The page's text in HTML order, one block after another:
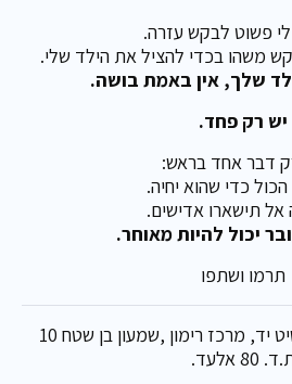
פשוט לבקש עזרה.
משהו בכדי להציל את הילד שלי.
שלך, אין באמת בושה.
יש רק פחד.
דבר אחד בראש:
כדי שהוא יחיה.
תישארו אדישים.
יכול להיות מאוחר.
תרמו ושתפו
: עמותת להושיט יד, מרכז רימון ,שמעון בן שטח 10
80 אלעד.